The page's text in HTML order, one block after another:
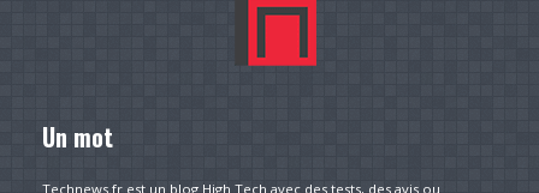
Un mot
Technews.fr est un blog High Tech avec des tests, des avis ou